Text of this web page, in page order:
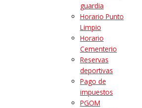
guardia
Horario Punto
Limpio
Horario
Cementerio
Reservas
deportivas
Pago de
impuestos
PGOM